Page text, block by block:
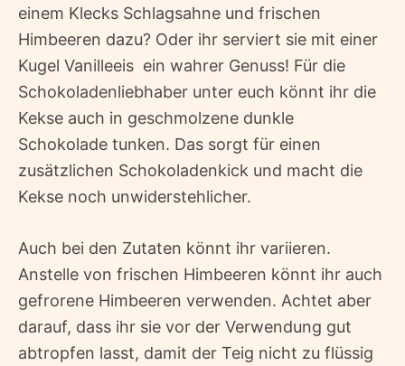
einem Klecks Schlagsahne und frischen
Himbeeren dazu? Oder ihr serviert sie mit einer
Kugel Vanilleeis  ein wahrer Genuss! Für die
Schokoladenliebhaber unter euch könnt ihr die
Kekse auch in geschmolzene dunkle
Schokolade tunken. Das sorgt für einen
zusätzlichen Schokoladenkick und macht die
Kekse noch unwiderstehlicher.
Auch bei den Zutaten könnt ihr variieren.
Anstelle von frischen Himbeeren könnt ihr auch
gefrorene Himbeeren verwenden. Achtet aber
darauf, dass ihr sie vor der Verwendung gut
abtropfen lasst, damit der Teig nicht zu flüssig